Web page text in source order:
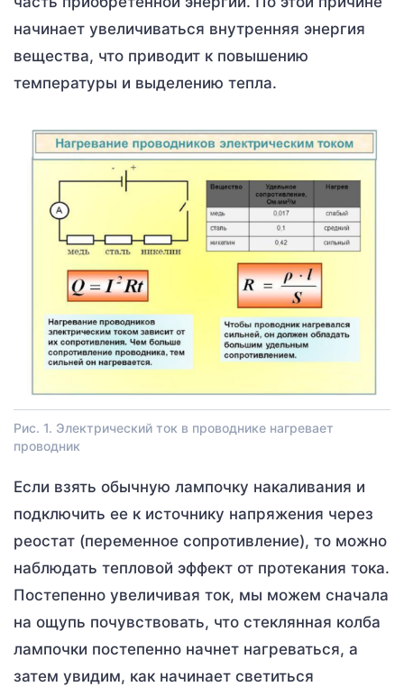
начинает увеличиваться внутренняя энергия
вещества, что приводит к повышению
температуры и выделению тепла.
Рис. 1. Электрический ток в проводнике нагревает
проводник
Если взять обычную лампочку накаливания и
подключить ее к источнику напряжения через
реостат (переменное сопротивление), то можно
наблюдать тепловой эффект от протекания тока.
Постепенно увеличивая ток, мы можем сначала
на ощупь почувствовать, что стеклянная колба
лампочки постепенно начнет нагреваться, а
затем увидим, как начинает светиться